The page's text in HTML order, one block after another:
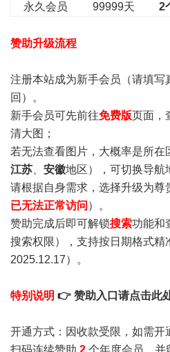
永久会员
99999天 2
赞助升级流程
注册本站成为新手会员 （请填
回）。
新手会员可先前往免费版页面，
清大图；
若无法查看图片，大概率是所
江苏
安徽地区），可切换导航
请根据自身需求，选择升级为尊
已无法正常访问 ）。
赞助完成后即可解锁搜索功能和
搜索权限），支持按日期格式精
2025.12.17）。
特别说明 👉 赞助入口请点击此
开通方式：因收款受限，如需开
扫码连续赞助 2 个年度会员，并